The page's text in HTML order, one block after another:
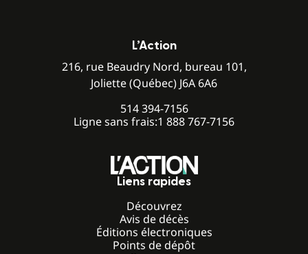
L’Action
216, rue Beaudry Nord, bureau 101,
Joliette (Québec) J6A 6A6
514 394-7156
Ligne sans frais:1 888 767-7156
Liens rapides
Découvrez
Avis de décès
Éditions électroniques
Points de dépôt